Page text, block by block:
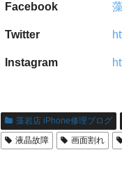
Facebook
Twitter
Instagram
藻岩店 iPhone修理ブログ
液晶故障
画面割れ